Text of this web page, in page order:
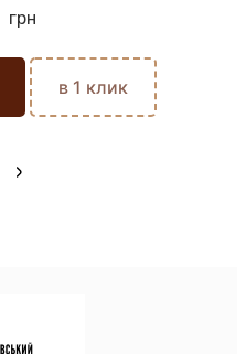
грн
в 1 клик